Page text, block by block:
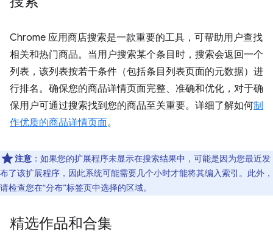
Chrome 应用商店搜索是一款重要的工具，可帮助用户查找
相关和热门商品。当用户搜索某个条目时，搜索会返回一个
列表，该列表按若干条件（包括条目列表页面的元数据）进
行排名。确保您的商品详情页面完整、准确和优化，对于确
保用户可通过搜索找到您的商品至关重要。详细了解如何制
作优质的商品详情页面。
注意 ：如果您的扩展程序未显示在搜索结果中，可能是因为您最近发
布了该扩展程序，因此系统可能需要几个小时才能将其编入索引。此外，
请检查您在“分布”标签页中选择的区域。
精选作品和合集